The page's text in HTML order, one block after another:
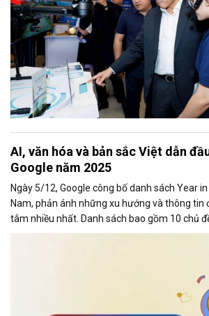
AI, văn hóa và bản sắc Việt dẫn
Google năm 2025
Ngày 5/12, Google công bố danh sách Year
Nam, phản ánh những xu hướng và thông tin
tâm nhiều nhất. Danh sách bao gồm 10 chủ
chung,” “Tạo ảnh,” “Phim ảnh (chung),”